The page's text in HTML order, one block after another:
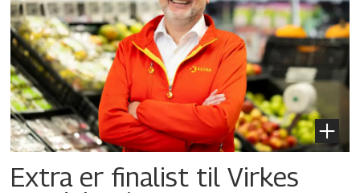
Extra er finalist til Virkes